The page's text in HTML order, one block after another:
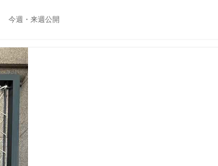
今週・来週公開